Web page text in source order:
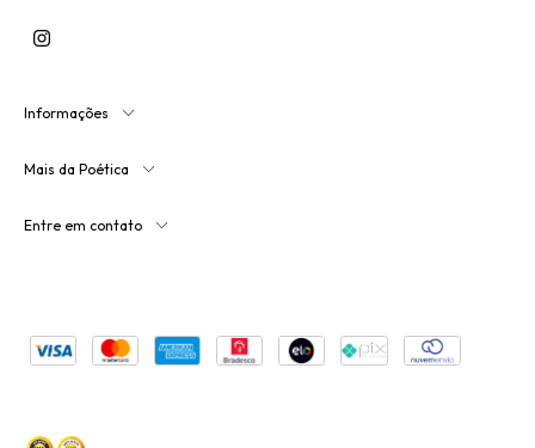
Informações
Mais da Poética
Entre em contato